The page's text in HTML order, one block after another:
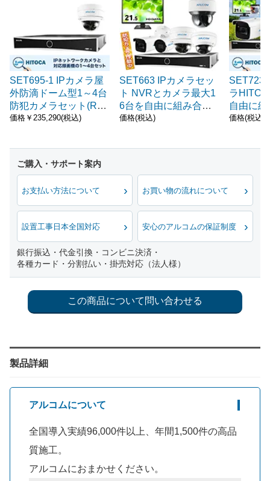
SET695-1 IPカメラ屋
外防滴ドーム型1～4台
防犯カメラセット(RD-
CI282SV)
価格￥235,290(税込)
SET663 IPカメラセッ
ト NVRとカメラ最大1
6台を自由に組み合わ
せ可能 アルコムおすす
価格(税込)
SET723
ラ
自由に
なセット
価格(税込)
お支払い方法について お買い物の流れについて
設置工事日本全国対応 安心のアルコムの保証制度
銀行振込・代金引換・コンビニ決済・
各種カード・分割払い・掛売対応（法人様）
製品詳細
アルコムについて
全国導入実績96,000件以上、年間1,500件の高品
質施工。
アルコムにおまかせください。